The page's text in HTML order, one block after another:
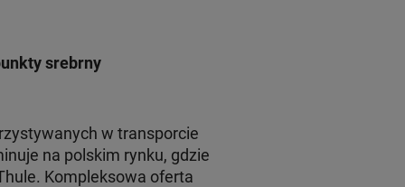
srebrny
w transporcie
na polskim rynku, gdzie
Kompleksowa oferta